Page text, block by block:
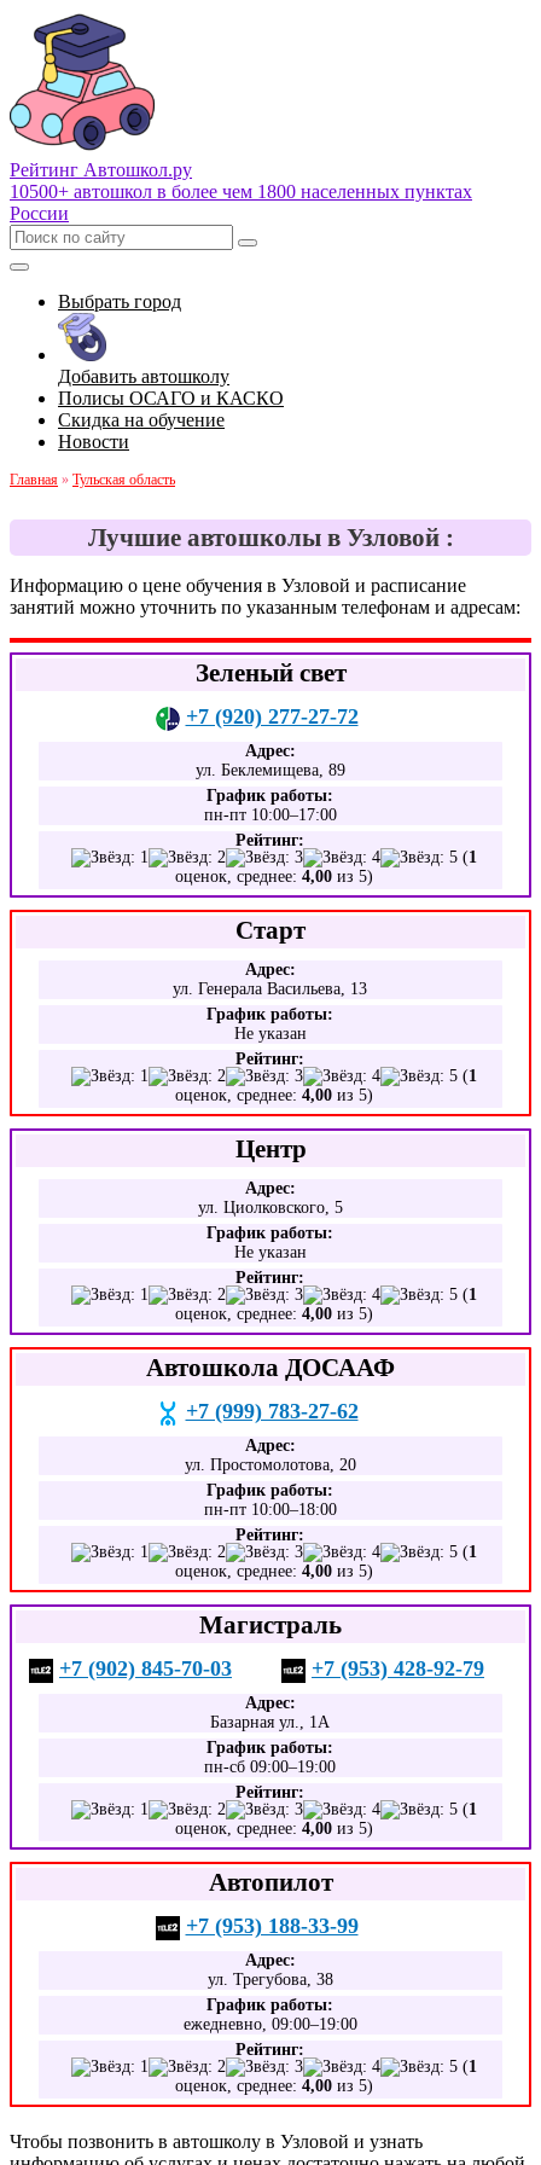
Рейтинг Автошкол.ру
10500+ автошкол в более чем 1800 населенных пунктах
России
Выбрать город
Добавить автошколу
Полисы ОСАГО и КАСКО
Скидка на обучение
Новости
Главная » Тульская область
Лучшие автошколы в Узловой :
Информацию о цене обучения в Узловой и расписание
занятий можно уточнить по указанным телефонам и адресам:
Зеленый свет
+7 (920) 277-27-72
Адрес:
ул. Беклемищева, 89
График работы:
пн-пт 10:00–17:00
Рейтинг:
(1
оценок, среднее:4,00 из 5)
Старт
Адрес:
ул. Генерала Васильева, 13
График работы:
Не указан
Рейтинг:
(1
оценок, среднее:4,00 из 5)
Центр
Адрес:
ул. Циолковского, 5
График работы:
Не указан
Рейтинг:
(1
оценок, среднее:4,00 из 5)
Автошкола ДОСААФ
+7 (999) 783-27-62
Адрес:
ул. Простомолотова, 20
График работы:
пн-пт 10:00–18:00
Рейтинг:
(1
оценок, среднее:4,00 из 5)
Магистраль
+7 (902) 845-70-03 +7 (953) 428-92-79
Адрес:
Базарная ул., 1А
График работы:
пн-сб 09:00–19:00
Рейтинг:
(1
оценок, среднее:4,00 из 5)
Автопилот
+7 (953) 188-33-99
Адрес:
ул. Трегубова, 38
График работы:
ежедневно, 09:00–19:00
Рейтинг:
(1
оценок, среднее:4,00 из 5)
Чтобы позвонить в автошколу в Узловой и узнать